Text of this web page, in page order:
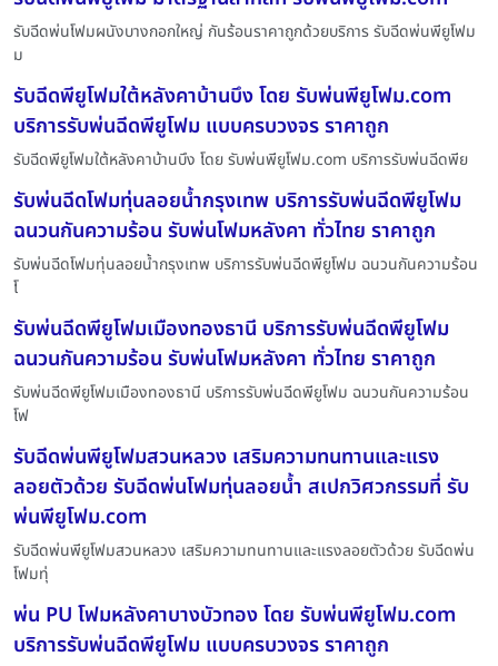
รับฉีดพ่นโฟมผนังบางกอกใหญ่ กันร้อนราคาถูกด้วยบริการ รับฉีดพ่นพียูโฟม
ม
รับฉีดพียูโฟมใต้หลังคาบ้านบึง โดย รับพ่นพียูโฟม.com
บริการรับพ่นฉีดพียูโฟม แบบครบวงจร ราคาถูก
รับฉีดพียูโฟมใต้หลังคาบ้านบึง โดย รับพ่นพียูโฟม.com บริการรับพ่นฉีดพีย
รับพ่นฉีดโฟมทุ่นลอยน้ำกรุงเทพ บริการรับพ่นฉีดพียูโฟม
ฉนวนกันความร้อน รับพ่นโฟมหลังคา ทั่วไทย ราคาถูก
รับพ่นฉีดโฟมทุ่นลอยน้ำกรุงเทพ บริการรับพ่นฉีดพียูโฟม ฉนวนกันความร้อน
โ
รับพ่นฉีดพียูโฟมเมืองทองธานี บริการรับพ่นฉีดพียูโฟม
ฉนวนกันความร้อน รับพ่นโฟมหลังคา ทั่วไทย ราคาถูก
รับพ่นฉีดพียูโฟมเมืองทองธานี บริการรับพ่นฉีดพียูโฟม ฉนวนกันความร้อน
โฟ
รับฉีดพ่นพียูโฟมสวนหลวง เสริมความทนทานและแรง
ลอยตัวด้วย รับฉีดพ่นโฟมทุ่นลอยน้ำ สเปกวิศวกรรมที่ รับ
พ่นพียูโฟม.com
รับฉีดพ่นพียูโฟมสวนหลวง เสริมความทนทานและแรงลอยตัวด้วย รับฉีดพ่น
โฟมทุ่
พ่น PU โฟมหลังคาบางบัวทอง โดย รับพ่นพียูโฟม.com
บริการรับพ่นฉีดพียูโฟม แบบครบวงจร ราคาถูก